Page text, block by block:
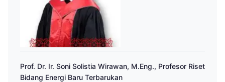
Prof. Dr. Ir. Soni Solistia Wirawan, M.Eng., Profesor Riset
Bidang Energi Baru Terbarukan